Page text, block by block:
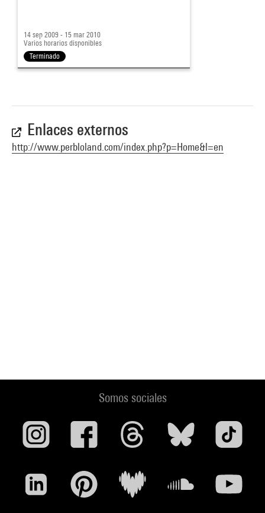
14 sep 2009 - 15 mar 2010
Varios horarios disponibles
Terminado
Enlaces externos
http://www.perbloland.com/index.php?p=Home&l=en
Somos sociales